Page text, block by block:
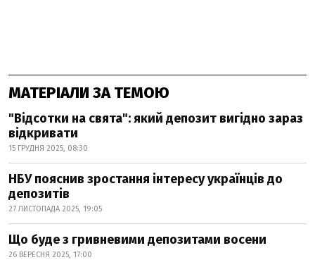
МАТЕРІАЛИ ЗА ТЕМОЮ
"Відсотки на свята": який депозит вигідно зараз
відкривати
15 ГРУДНЯ 2025, 08:30
НБУ пояснив зростання інтересу українців до
депозитів
27 ЛИСТОПАДА 2025, 19:05
Що буде з гривневими депозитами восени
26 ВЕРЕСНЯ 2025, 17:00